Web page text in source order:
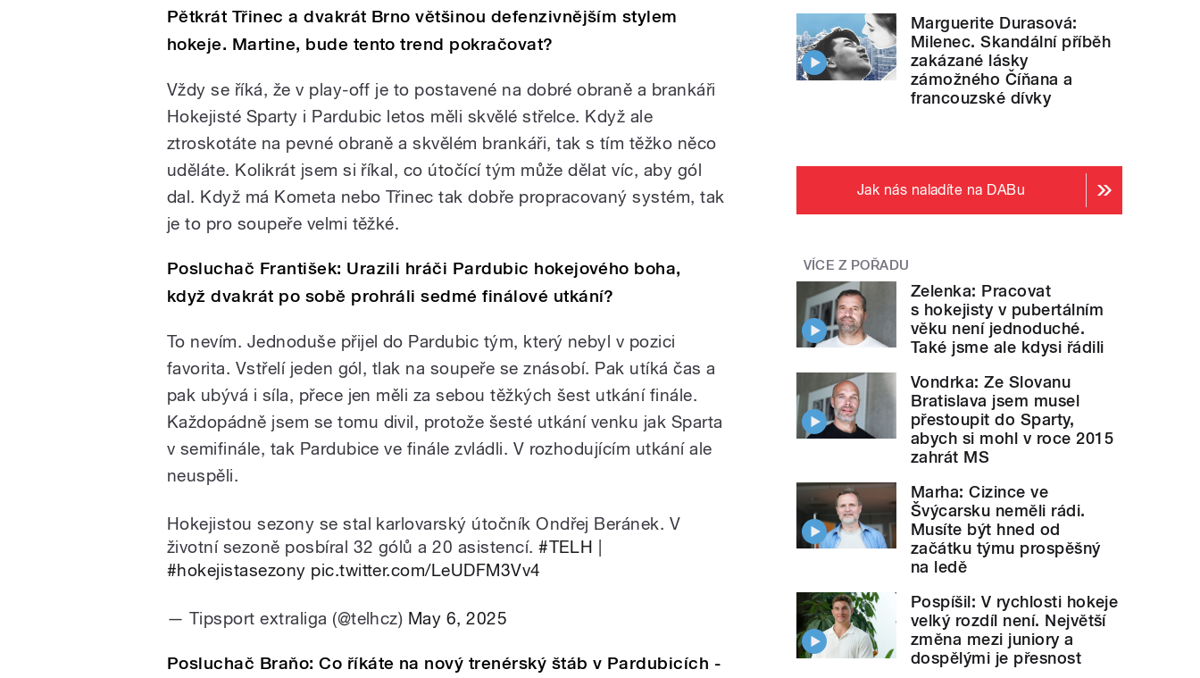
Pětkrát Třinec a dvakrát Brno většinou defenzivnějším stylem
hokeje. Martine, bude tento trend pokračovat?
Vždy se říká, že v play-off je to postavené na dobré obraně a brankáři
Hokejisté Sparty i Pardubic letos měli skvělé střelce. Když ale
ztroskotáte na pevné obraně a skvělém brankáři, tak s tím těžko něco
uděláte. Kolikrát jsem si říkal, co útočící tým může dělat víc, aby gól
dal. Když má Kometa nebo Třinec tak dobře propracovaný systém, tak
je to pro soupeře velmi těžké.
Posluchač František: Urazili hráči Pardubic hokejového boha,
když dvakrát po sobě prohráli sedmé finálové utkání?
To nevím. Jednoduše přijel do Pardubic tým, který nebyl v pozici
favorita. Vstřelí jeden gól, tlak na soupeře se znásobí. Pak utíká čas a
pak ubývá i síla, přece jen měli za sebou těžkých šest utkání finále.
Každopádně jsem se tomu divil, protože šesté utkání venku jak Sparta
v semifinále, tak Pardubice ve finále zvládli. V rozhodujícím utkání ale
neuspěli.
Hokejistou sezony se stal karlovarský útočník Ondřej Beránek. V
životní sezoně posbíral 32 gólů a 20 asistencí.#TELH
#hokejistasezony pic.twitter.com/LeUDFM3Vv4
— Tipsport extraliga (@telhcz) May 6, 2025
Posluchač Braňo: Co říkáte na nový trenérský štáb v Pardubicích -
Marguerite Durasová:
Milenec. Skandální příběh
zakázané lásky
zámožného Číňana a
francouzské dívky
Jak nás naladíte na DABu
VÍCE Z POŘADU
Zelenka: Pracovat
s hokejisty v pubertálním
věku není jednoduché.
Také jsme ale kdysi řádili
Vondrka: Ze Slovanu
Bratislava jsem musel
přestoupit do Sparty,
abych si mohl v roce 2015
zahrát MS
Marha: Cizince ve
Švýcarsku neměli rádi.
Musíte být hned od
začátku týmu prospěšný
na ledě
Pospíšil: V rychlosti hokeje
velký rozdíl není. Největší
změna mezi juniory a
dospělými je přesnost